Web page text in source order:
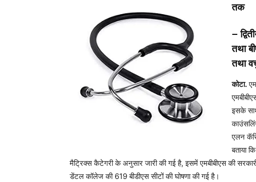
तक
–
तथा
तथा
कोटा.
इसके
एलन
बताया
मैट्रिक्स कैटेगरी के अनुसार जारी की गई है, इसमें एमबीबीएस की
डेंटल कॉलेज की 619 बीडीएस सीटों की घोषणा की गई है।